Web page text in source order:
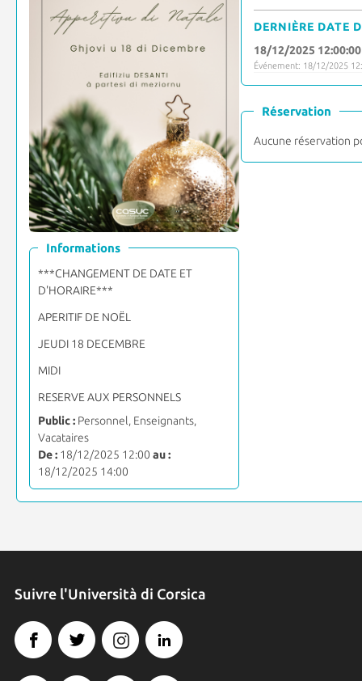
Informations
***CHANGEMENT DE DATE ET
D'HORAIRE***
APERITIF DE NOËL
JEUDI 18 DECEMBRE
MIDI
RESERVE AUX PERSONNELS
Public :Personnel, Enseignants,
Vacataires
De :18/12/2025 12:00 au :
18/12/2025 14:00
DERNIÈRE DATE
18/12/2025 12:00:00
Événement: 18/12/2025
Réservation
Aucune réservation
Suivre l'Università di Corsica